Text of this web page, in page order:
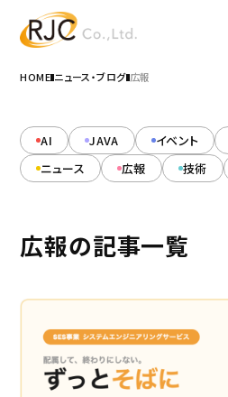
10年やりがいストーリー
募集要項
HOME ニュース・ブログ 広報
AI JAVA イベント
ニュース
広報 技術
広報の記事一覧